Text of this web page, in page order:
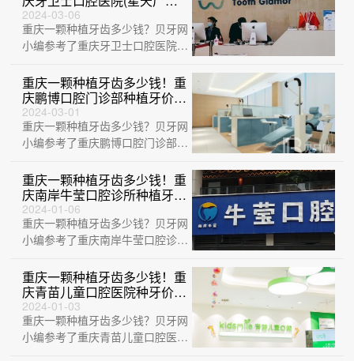
种植牙价格表，国产清水种植
牙价格：3176元起/颗！
2024-03-06
重庆一颗种植牙齿多少钱？贝牙网
小编参考了重庆牙卫士口腔医院
川机构)、···
重庆一颗种植牙齿多少钱！重
庆鹏博口腔门诊部种植牙价格
一览表，国产中国安联种植牙
价格：2990元起/颗！
2024-03-01
重庆一颗种植牙齿多少钱？贝牙网
小编参考了重庆鹏博口腔门诊部、
(空港院区···
重庆一颗种植牙齿多少钱！重
庆南岸牛莹口腔诊所种植牙价
格表参考，国产康盛种植牙价
格：3838元起/颗！
2024-01-06
重庆一颗种植牙齿多少钱？贝牙网
小编参考了重庆南岸牛莹口腔诊
信达口腔医院···
重庆一颗种植牙齿多少钱！重
庆青苗儿童口腔医院种牙价格
表送上，瑞士Sic种植牙：
6924元起/颗！
2024-01-03
重庆一颗种植牙齿多少钱？贝牙网
小编参考了重庆青苗儿童口腔医